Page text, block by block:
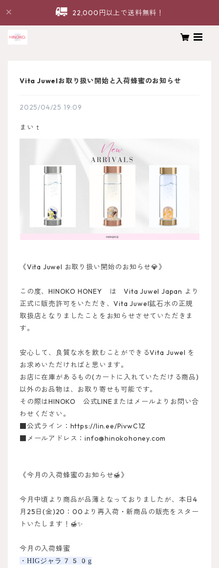
22,000円以上で送料無料！
Vita Juwelお取り扱い開始と入荷蜂蜜のお知らせ
2025/04/25 19:09
まいｔ
《Vita Juwel お取り扱い開始のお知らせ💎》
この度、HINOKO HONEY は Vita Juwel Japan より
正式に販売許可をいただき、Vita Juwel鉱石水の正規
取扱店となりましたことをお知らせさせていただきま
す。
安心して、良質な水を飲むことができるVita Juwel を
お求めいただければと思います。
お店に在庫があるもの(カートに入れていただける商品)
以外のお品物は、お取り寄せも可能です。
その際はHINOKO 公式LINEまたはメールよりお問い合
わせください。
■公式ライン：https://lin.ee/PivwC1Z
■メールアドレス：info@hinokohoney.com
《今月の入荷蜂蜜のお知らせ🍯》
今月中頃より商品が品薄となっておりましたが、本日4
月25日(金)20：00より再入荷・新商品の販売をスター
トいたします！🍯✨
今月の入荷蜂蜜
・HIGジャラ750g